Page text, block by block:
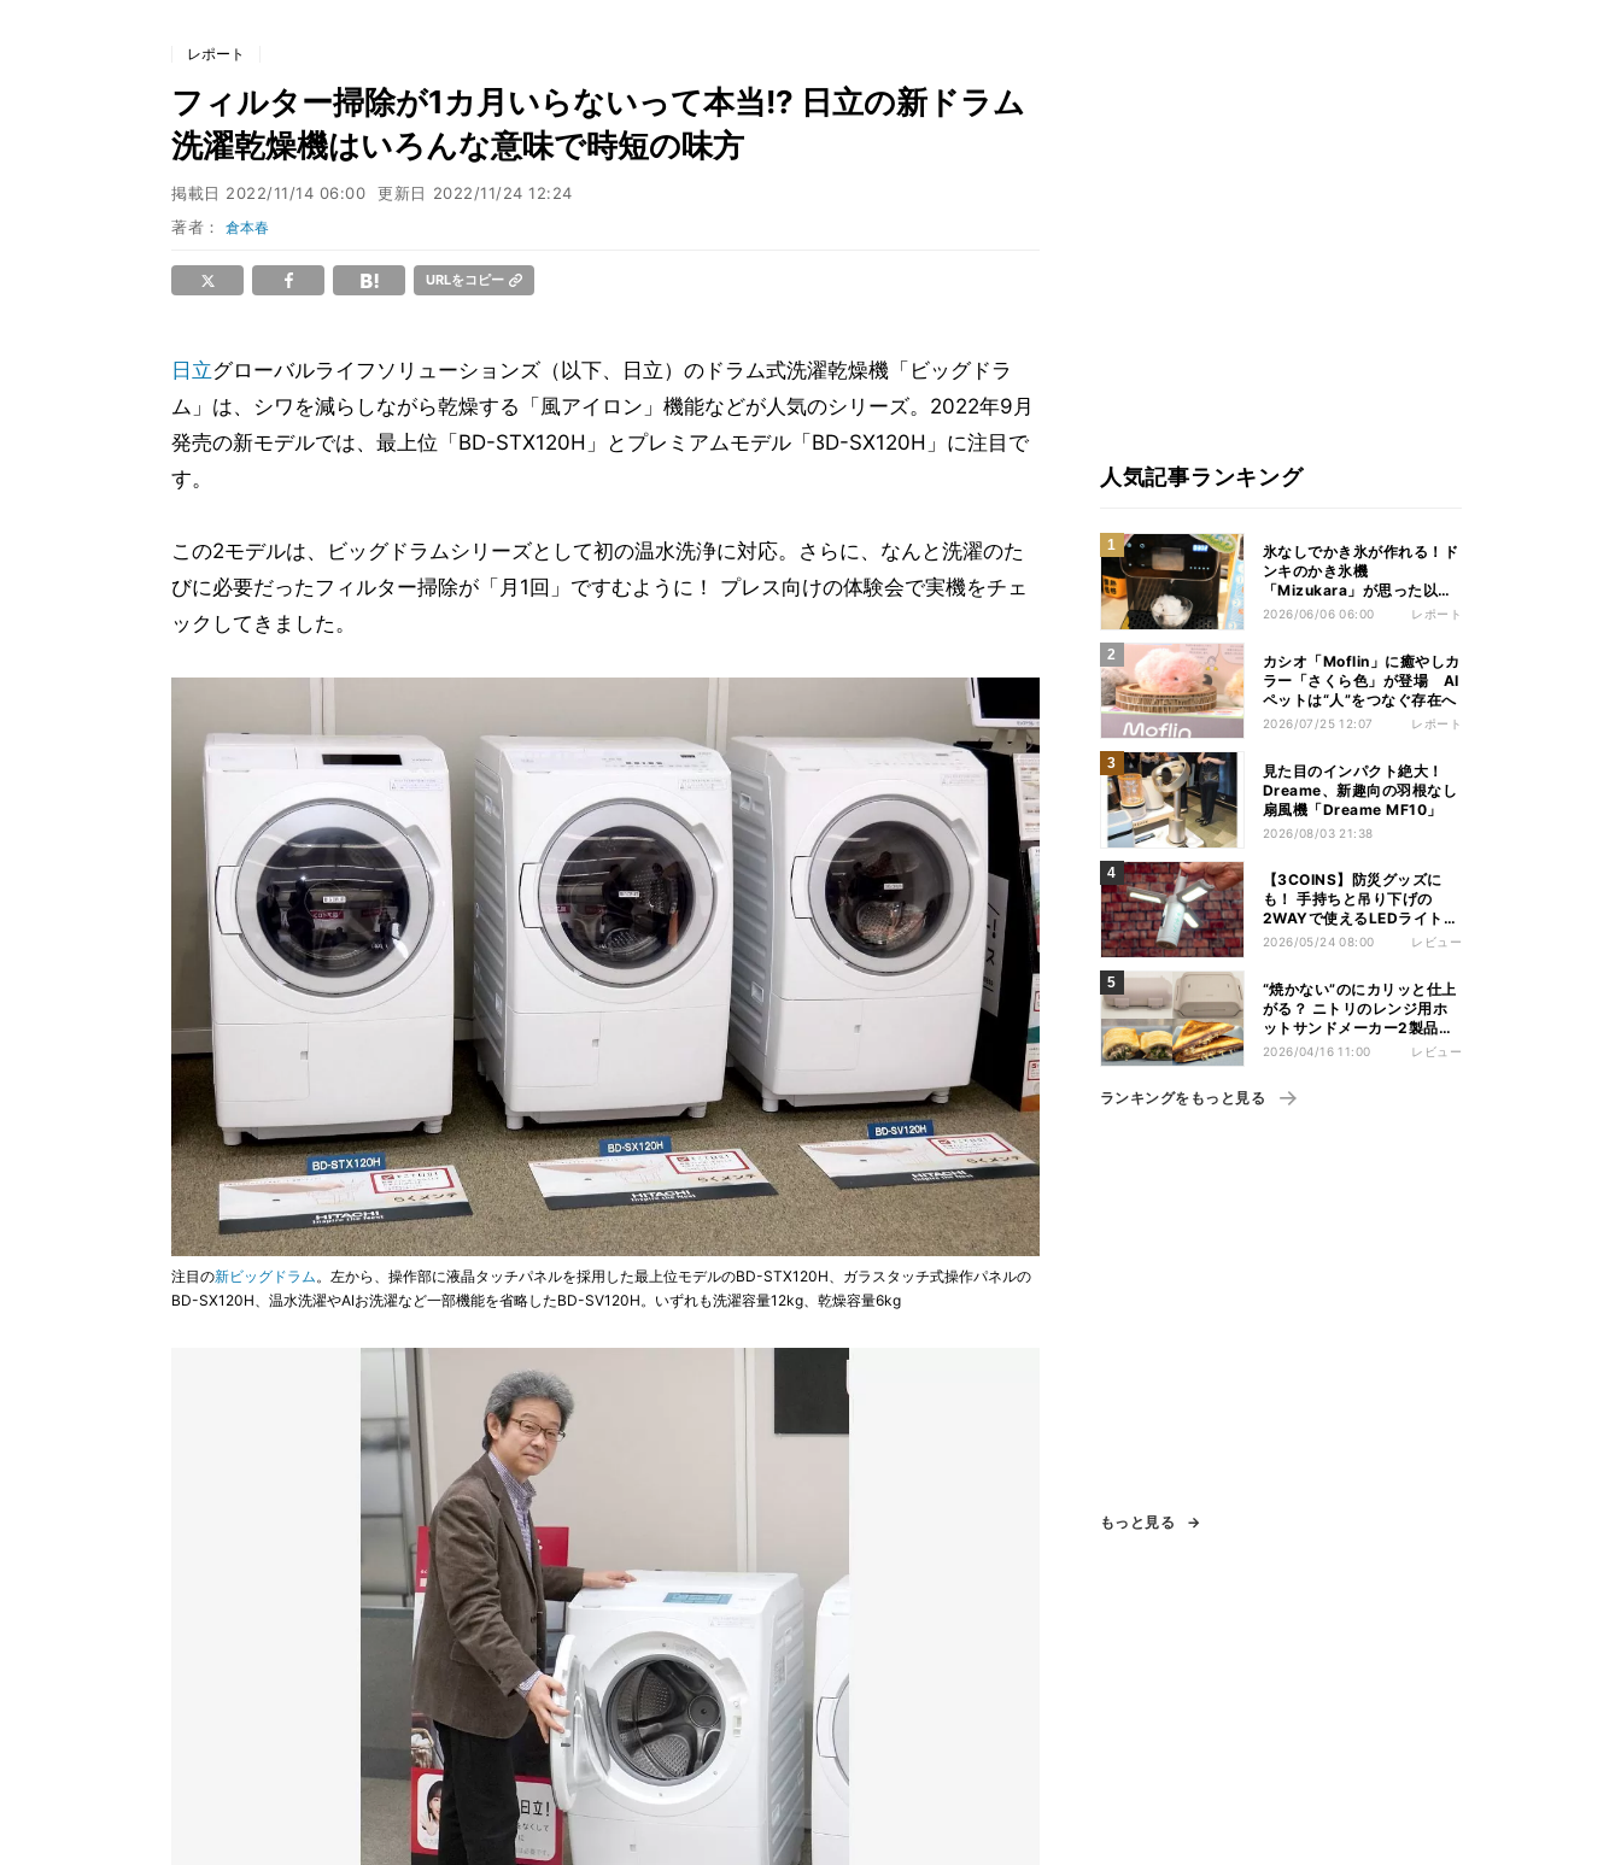
レポート
フィルター掃除が1カ月いらないって本当!? 日立の新ドラム
洗濯乾燥機はいろんな意味で時短の味方
掲載日 2022/11/14 06:00 更新日 2022/11/24 12:24
著者：倉本春
URLをコピー
日立グローバルライフソリューションズ（以下、日立）のドラム式洗濯乾燥機「ビッグドラ
ム」は、シワを減らしながら乾燥する「風アイロン」機能などが人気のシリーズ。2022年9月
発売の新モデルでは、最上位「BD-STX120H」とプレミアムモデル「BD-SX120H」に注目で
す。
この2モデルは、ビッグドラムシリーズとして初の温水洗浄に対応。さらに、なんと洗濯のた
びに必要だったフィルター掃除が「月1回」ですむように！ プレス向けの体験会で実機をチェ
ックしてきました。
注目の新ビッグドラム。左から、操作部に液晶タッチパネルを採用した最上位モデルのBD-STX120H、ガラスタッチ式操作パネルの
BD-SX120H、温水洗濯やAIお洗濯など一部機能を省略したBD-SV120H。いずれも洗濯容量12kg、乾燥容量6kg
人気記事ランキング
氷なしでかき氷が作れる！ド
ンキのかき氷機
「Mizukara」が思った以上
に全部やってくれた
2026/06/06 06:00 レポート
カシオ「Moflin」に癒やしカ
ラー「さくら色」が登場 AI
ペットは“人”をつなぐ存在へ
2026/07/25 12:07 レポート
見た目のインパクト絶大！
Dreame、新趣向の羽根なし
扇風機「Dreame MF10」
2026/08/03 21:38
【3COINS】防災グッズに
も！ 手持ちと吊り下げの
2WAYで使えるLEDライトが
いい感じ
2026/05/24 08:00 レビュー
“焼かない”のにカリッと仕上
がる？ ニトリのレンジ用ホ
ットサンドメーカー2製品を
使い比べてみた
2026/04/16 11:00 レビュー
ランキングをもっと見る
もっと見る